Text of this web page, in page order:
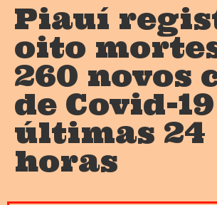
Piauí
oito
260 novos
de Covid-
últimas 24
horas